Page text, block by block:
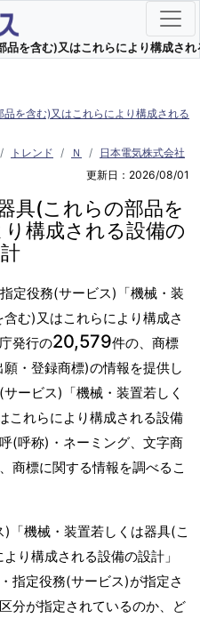
品を含む)又はこれらにより構成さ
を含む)又はこれらにより構成される
トレンド Ｎ
日本電気株式会社
更新日：2026/08/01
具(これらの部品を
構成される設備の
定役務(サービス)「機械・装
む)又はこれらにより構成さ
発行の20,579件の、商標
・登録商標)の情報を提供し
ービス)「機械・装置若しく
これらにより構成される設備
(呼称)・ネーミング、文字商
商標に関する情報を調べるこ
「機械・装置若しくは器具(こ
り構成される設備の設計」
指定役務(サービス)が指定さ
分が指定されているのか、ど